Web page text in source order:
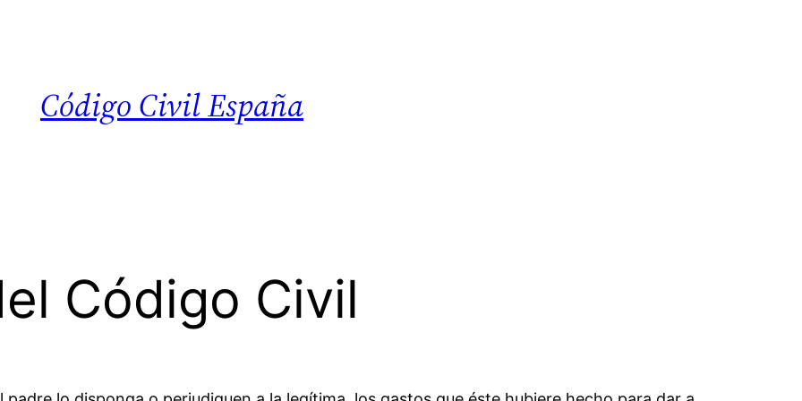
Código Civil España
Código Civil